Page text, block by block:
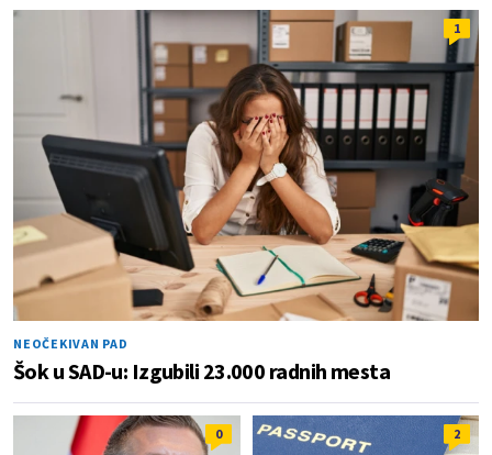
1
NEOČEKIVAN PAD
Šok u SAD-u: Izgubili 23.000 radnih mesta
0 2